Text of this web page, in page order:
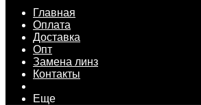
Главная
Оплата
Доставка
Опт
Замена линз
Контакты
Еще